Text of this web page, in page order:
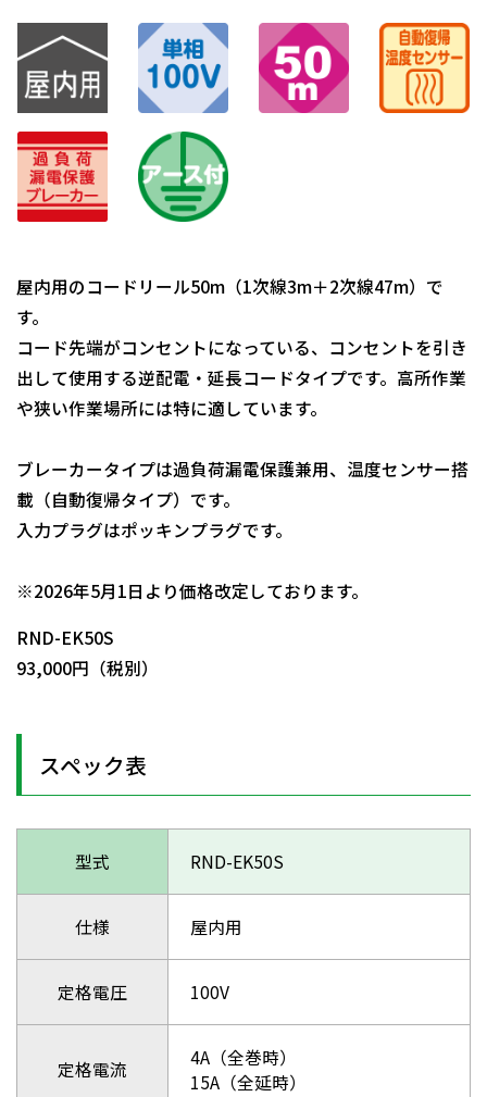
屋内用のコードリール50m（1次線3m＋2次線47m）で
す。
コード先端がコンセントになっている、コンセントを引き
出して使用する逆配電・延長コードタイプです。高所作業
や狭い作業場所には特に適しています。
ブレーカータイプは過負荷漏電保護兼用、温度センサー搭
載（自動復帰タイプ）です。
入力プラグはポッキンプラグです。
※2026年5月1日より価格改定しております。
RND-EK50S
93,000円（税別）
スペック表
型式 RND-EK50S
仕様 屋内用
定格電圧 100V
定格電流
4A（全巻時）
15A（全延時）